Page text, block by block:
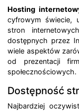
Hosting
cyfrowym świecie,
stron
dostępnych przez
wiele aspektów
od prezentacji
społecznościowych.
Dostępność
Najbardziej